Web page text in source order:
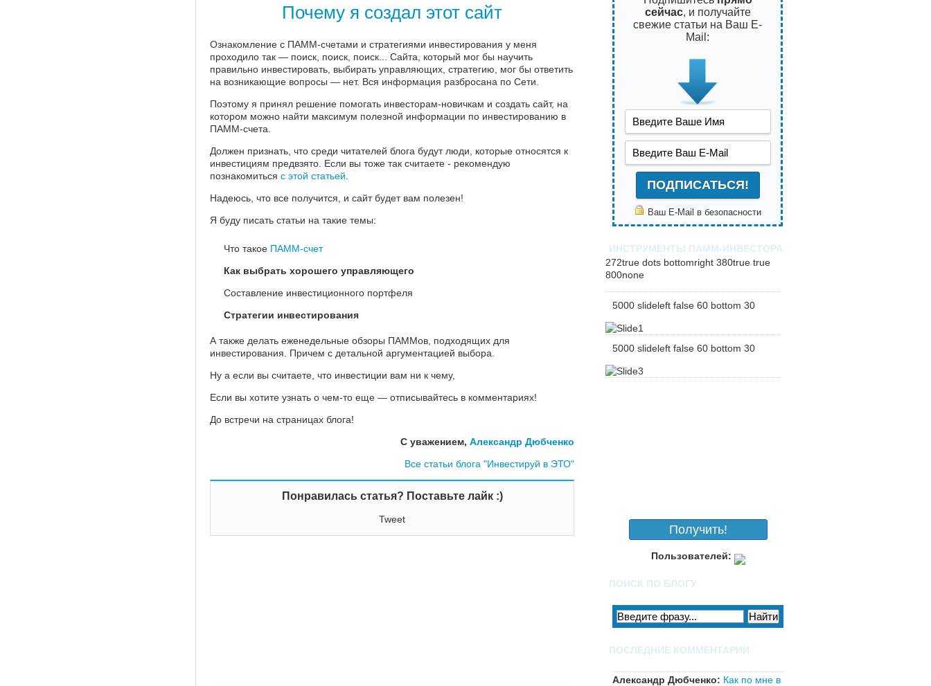
Почему я создал этот сайт
Ознакомление с ПАММ-счетами и стратегиями инвестирования у меня
проходило так — поиск, поиск, поиск... Сайта, который мог бы научить
правильно инвестировать, выбирать управляющих, стратегию, мог бы ответить
на возникающие вопросы — нет. Вся информация разбросана по Сети.
Поэтому я принял решение помогать инвесторам-новичкам и создать сайт, на
котором можно найти максимум полезной информации по инвестированию в
ПАММ-счета.
Должен признать, что среди читателей блога будут люди, которые относятся к
инвестициям предвзято. Если вы тоже так считаете - рекомендую
познакомиться с этой статьей
Надеюсь, что все получится, и сайт будет вам полезен!
Я буду писать статьи на такие темы:
Что такое ПАММ-счет
Как выбрать хорошего управляющего
Составление инвестиционного портфеля
Стратегии инвестирования
А также делать еженедельные обзоры ПАММов, подходящих для
инвестирования. Причем с детальной аргументацией выбора.
Ну а если вы считаете, что инвестиции вам ни к чему,
Если вы хотите узнать о чем-то еще — отписывайтесь в комментариях!
До встречи на страницах блога!
С уважением, Александр Дюбченко
Все статьи блога "Инвестируй в ЭТО"
Понравилась статья? Поставьте лайк :)
Tweet
сейчас, и получайте
свежие статьи на Ваш E-
Mail:
Ваш E-Mail в безопасности
ИНСТРУМЕНТЫ ПАММ-ИНВЕСТОРА
272true dots bottomright 380true true
800none
5000 slideleft false 60 bottom 30
5000 slideleft false 60 bottom 30
Получить!
Пользователей:
ПОИСК ПО БЛОГУ
ПОСЛЕДНИЕ КОММЕНТАРИИ
Александр Дюбченко: Как по мне в